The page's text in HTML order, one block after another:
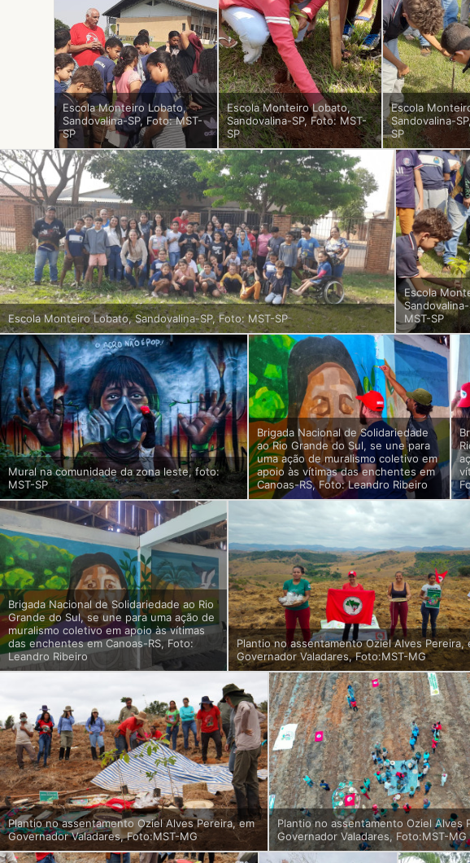
Escola Monteiro Lobato,
Sandovalina-SP, Foto: MST-
SP
Escola Monteiro Lobato,
Sandovalina-SP, Foto: MST-
SP
Escola
Sandovalina-
SP
Escola Monteiro Lobato, Sandovalina-SP, Foto: MST-SP
Escola
MST-SP
Mural na comunidade da zona leste, foto:
MST-SP
Brigada Nacional de Solidariedade
ao Rio Grande do Sul, se une para
uma ação de muralismo coletivo em
apoio às vítimas das enchentes em
Canoas-RS, Foto: Leandro Ribeiro
Brigada Nacional de Solidariedade ao Rio
Grande do Sul, se une para uma ação de
muralismo coletivo em apoio às vítimas
das enchentes em Canoas-RS, Foto:
Leandro Ribeiro
Plantio no assentamento Oziel Alves Pereira,
Governador Valadares, Foto:MST-MG
Plantio no assentamento Oziel Alves Pereira, em
Governador Valadares, Foto:MST-MG
Plantio no assentamento Oziel Alves
Governador Valadares, Foto:MST-MG